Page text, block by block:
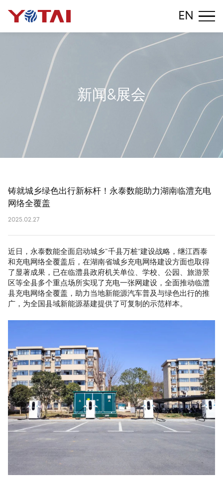
EN
新 闻 &展会
铸就城乡绿色出行新标杆！永泰数能助力湖南临澧充电
网络全覆盖
2025.02.27
近日，永泰数能全面启动城乡“千县万桩”建设战略，继江西泰
和充电网络全覆盖后，在湖南省城乡充电网络建设方面也取得
了显著成果，已在临澧县政府机关单位、学校、公园、旅游景
区等全县多个重点场所实现了充电一张网建设，全面推动临澧
县充电网络全覆盖，助力当地新能源汽车普及与绿色出行的推
广，为全国县域新能源基建提供了可复制的示范样本。